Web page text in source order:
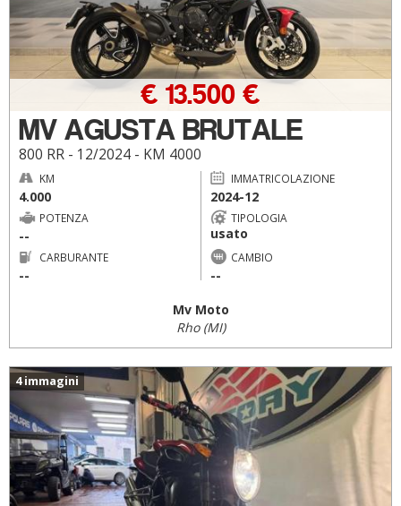
MV AGUSTA BRUTALE
800 RR - 12/2024 - KM 4000
€ 13.500 €
KM
4.000
IMMATRICOLAZIONE
2024-12
POTENZA
--
TIPOLOGIA
usato
CARBURANTE
--
CAMBIO
--
Mv Moto
Rho (MI)
4 immagini